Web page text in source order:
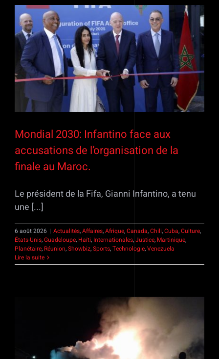
Mondial 2030: Infantino face aux
accusations de l’organisation de la
finale au Maroc.
Le président de la Fifa, Gianni Infantino, a tenu
une [...]
6 août 2026 | Actualités,Affaires,Afrique,Canada,Chili,Cuba,Culture,
États-Unis,Guadeloupe, Haïti, Internationales,Justice, Martinique,
Planétaire, Réunion,Showbiz,Sports,Technologie,Venezuela
Lire la suite